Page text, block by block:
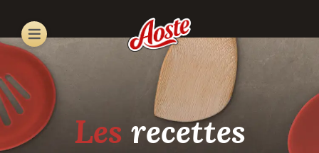
main
content
Les recettes